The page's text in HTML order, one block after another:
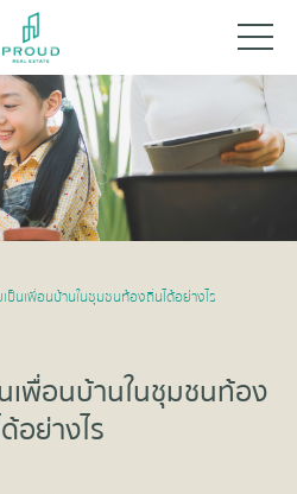
ป็นเพื่อนบ้านในชุมชนท้องถิ่นได้อย่างไร
เพื่อนบ้านในชุมชนท้อง
อย่างไร